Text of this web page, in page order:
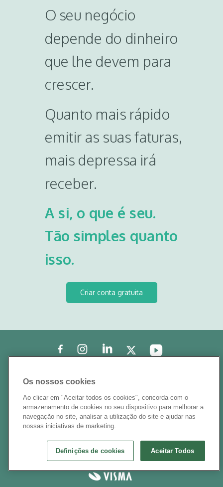
O seu negócio
depende do dinheiro
que lhe devem para
crescer.
Quanto mais rápido
emitir as suas faturas,
mais depressa irá
receber.
A si, o que é seu.
Tão simples quanto
isso.
Criar conta gratuita
Certificado pela Autoridade Tributária
Todos os direitos reservados
Política de Privacidade.
Termos e Condições
O InvoiceXpress faz parte do Grupo
Visma
Os nossos cookies
Ao clicar em "Aceitar todos os cookies", concorda com o
armazenamento de cookies no seu dispositivo para melhorar a
navegação no site, analisar a utilização do site e ajudar nas
nossas iniciativas de marketing.
Aceitar Todos
Definições de cookies